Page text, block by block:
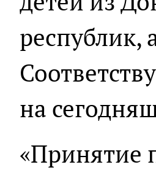
республик,
на
«Принятие